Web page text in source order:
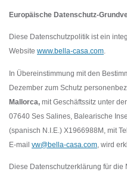
Europäische Datenschutz-
Diese Datenschutzpolitik ist ein
Website www.bella-casa.com.
In Übereinstimmung mit den
Dezember zum Schutz
Mallorca, mit Geschäftssitz unter
07640 Ses Salines, Balearische
(spanisch N.I.E.) X1966988M, mit
E-mail vw@bella-casa.com , wird
Diese Datenschutzerklärung für die